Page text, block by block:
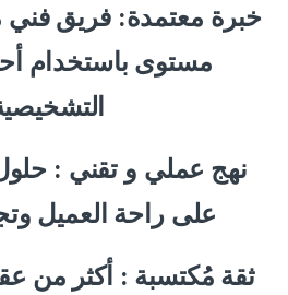
خبرة معتمدة: فريق
مستوى باستخدام
نهج عملي و تقني :
على راحة العميل
ثقة مُكتسبة : أكثر من